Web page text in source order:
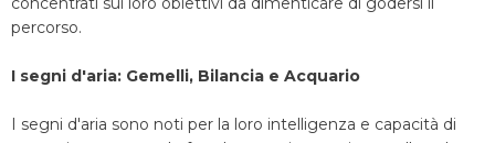
percorso.
I segni d'aria: Gemelli, Bilancia e Acquario
I segni d'aria sono noti per la loro intelligenza e capacità di